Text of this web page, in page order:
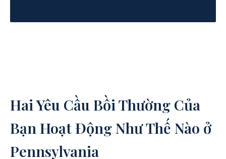
Hai Yêu Cầu Bồi Thường Của
Bạn Hoạt Động Như Thế Nào ở
Pennsylvania